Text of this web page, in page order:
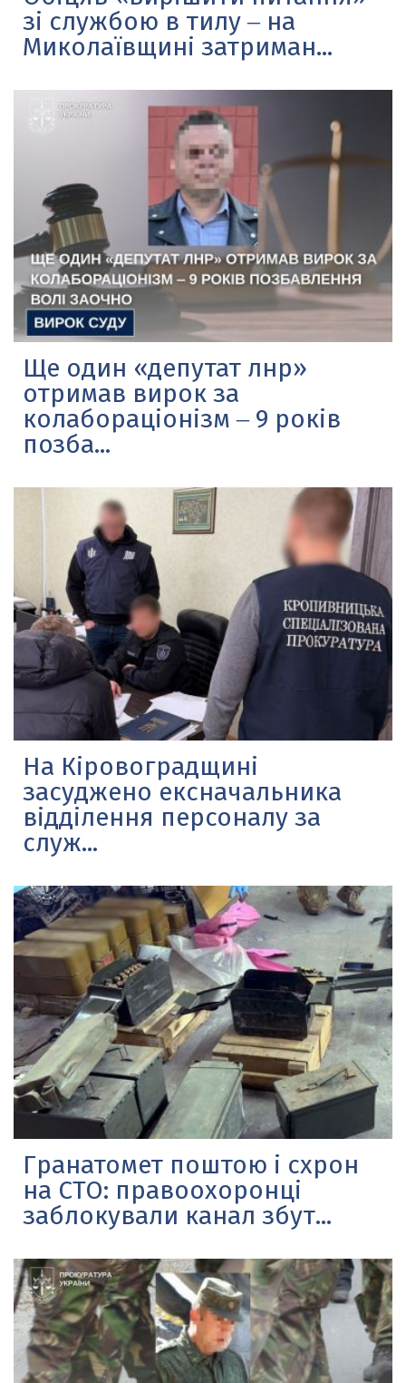
зі службою в тилу ‒ на
Миколаївщині затриман...
Ще один «депутат лнр»
отримав вирок за
колабораціонізм ‒ 9 років
позба...
На Кіровоградщині
засуджено ексначальника
відділення персоналу за
служ...
Гранатомет поштою і схрон
на СТО: правоохоронці
заблокували канал збут...